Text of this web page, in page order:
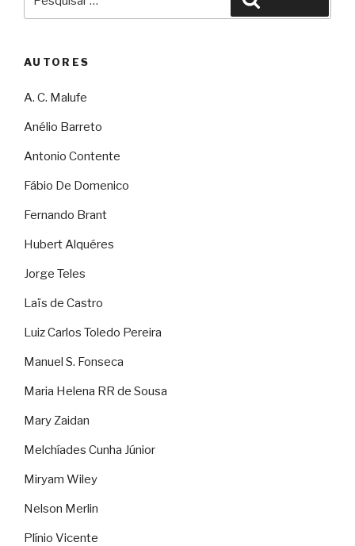
por:
AUTORES
A. C. Malufe
Anélio Barreto
Antonio Contente
Fábio De Domenico
Fernando Brant
Hubert Alquéres
Jorge Teles
Laïs de Castro
Luiz Carlos Toledo Pereira
Manuel S. Fonseca
Maria Helena RR de Sousa
Mary Zaidan
Melchíades Cunha Júnior
Miryam Wiley
Nelson Merlin
Plínio Vicente